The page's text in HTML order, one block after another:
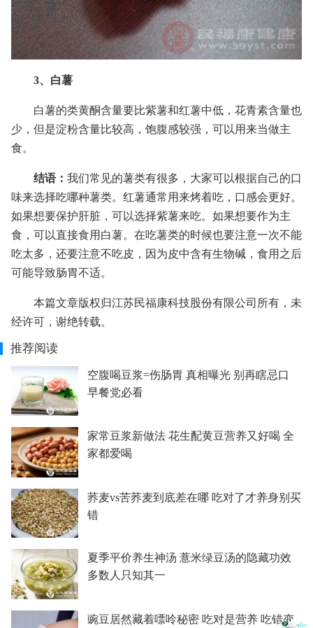
3、白薯
白薯的类黄酮含量要比紫薯和红薯中低，花青素含量也
少，但是淀粉含量比较高，饱腹感较强，可以用来当做主
食。
结语： 我们常见的薯类有很多，大家可以根据自己的口
味来选择吃哪种薯类。红薯通常用来烤着吃，口感会更好。
如果想要保护肝脏，可以选择紫薯来吃。如果想要作为主
食，可以直接食用白薯。在吃薯类的时候也要注意一次不能
吃太多，还要注意不吃皮，因为皮中含有生物碱，食用之后
可能导致肠胃不适。
本篇文章版权归江苏民福康科技股份有限公司所有，未
经许可，谢绝转载。
推荐阅读
空腹喝豆浆=伤肠胃 真相曝光 别再瞎忌口
早餐党必看
家常豆浆新做法 花生配黄豆营养又好喝 全
家都爱喝
荞麦vs苦荞麦到底差在哪 吃对了才养身别买
错
夏季平价养生神汤 薏米绿豆汤的隐藏功效
多数人只知其一
豌豆居然藏着嘌呤秘密 吃对是营养 吃错变